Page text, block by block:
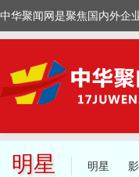
中华聚闻网是聚焦国内外企
明星 明星